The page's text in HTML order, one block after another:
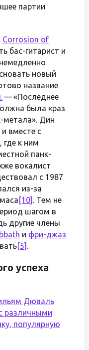
партии
Corrosion of
бас-гитарист и
новый
название
— «Последнее
была «раз
метала». Дин
и вместе с
где к ним
панк-
вокалист
с 1987
из-за
[10] . Тем не
шагом в
другие члены
и фри-джаз
[5] .
успеха
Дюваль
различными
популярную